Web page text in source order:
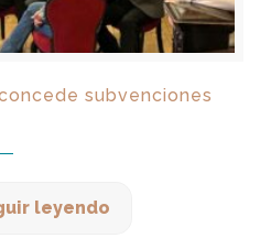
subvenciones
leyendo